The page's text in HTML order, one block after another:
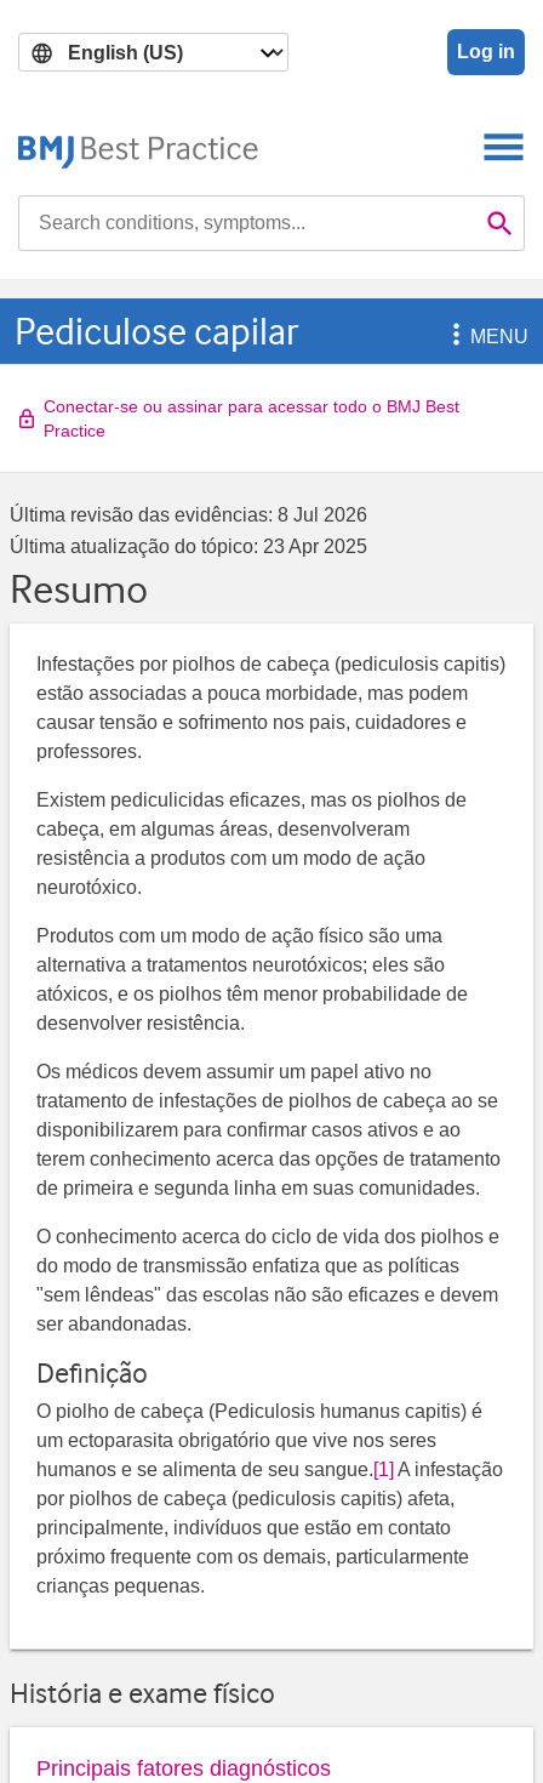
main
search
Log in

Pediculose capilar MENU
Conectar-se ou assinar para acessar todo o BMJ Best
Practice
Última revisão das evidências: 8 Jul 2026
Última atualização do tópico: 23 Apr 2025
Resumo
Infestações por piolhos de cabeça (pediculosis capitis)
estão associadas a pouca morbidade, mas podem
causar tensão e sofrimento nos pais, cuidadores e
professores.
Existem pediculicidas eficazes, mas os piolhos de
cabeça, em algumas áreas, desenvolveram
resistência a produtos com um modo de ação
neurotóxico.
Produtos com um modo de ação físico são uma
alternativa a tratamentos neurotóxicos; eles são
atóxicos, e os piolhos têm menor probabilidade de
desenvolver resistência.
Os médicos devem assumir um papel ativo no
tratamento de infestações de piolhos de cabeça ao se
disponibilizarem para confirmar casos ativos e ao
terem conhecimento acerca das opções de tratamento
de primeira e segunda linha em suas comunidades.
O conhecimento acerca do ciclo de vida dos piolhos e
do modo de transmissão enfatiza que as políticas
"sem lêndeas" das escolas não são eficazes e devem
ser abandonadas.
Definição
O piolho de cabeça (Pediculosis humanus capitis) é
um ectoparasita obrigatório que vive nos seres
humanos e se alimenta de seu sangue.[1] A infestação
por piolhos de cabeça (pediculosis capitis) afeta,
principalmente, indivíduos que estão em contato
próximo frequente com os demais, particularmente
crianças pequenas.
História e exame físico
Principais fatores diagnósticos